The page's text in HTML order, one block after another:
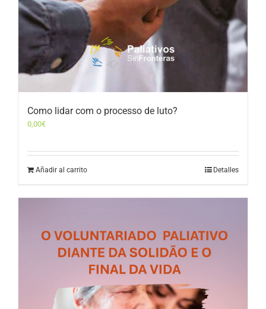
Como lidar com o processo de luto?
0,00€
Añadir al carrito Detalles